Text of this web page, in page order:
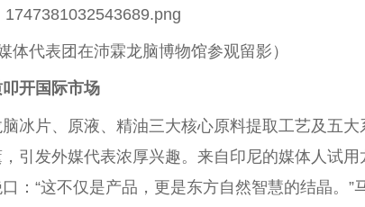
体代表团在沛霖龙脑博物馆参观留影）
开国际市场
冰片、原液、精油三大核心原料提取工艺及五大
引发外媒代表浓厚兴趣。来自印尼的媒体人试用
：“这不仅是产品，更是东方自然智慧的结晶。”